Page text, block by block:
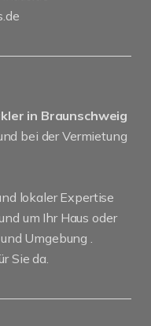
in Braunschweig
bei der Vermietung
lokaler Expertise
um Ihr Haus oder
Umgebung .
Sie da.